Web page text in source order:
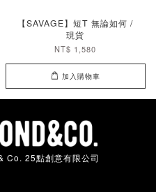
【SAVAGE】短T 無論如何 /
現貨
NT$ 1,580
加入購物車
Co. 25點創意有限公司